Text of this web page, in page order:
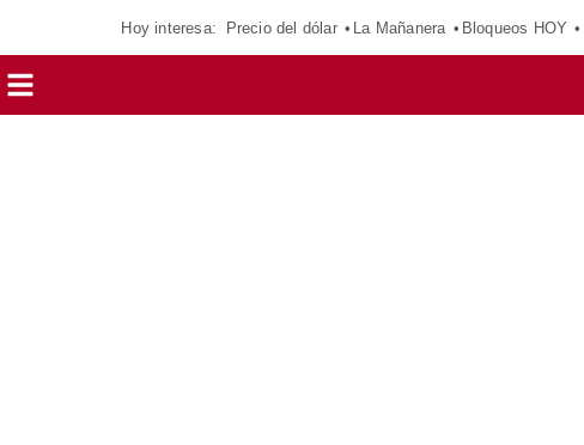
Hoy interesa: Precio del dólar La Mañanera Bloqueos HOY